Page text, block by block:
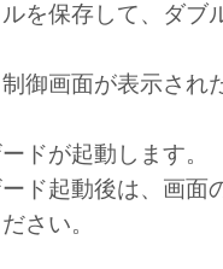
in and to the
no license or
or granted by
and its licensors.
all export laws and
を保存して、ダブ
御画面が表示され
ドが起動します。
ド起動後は、画面
さい。